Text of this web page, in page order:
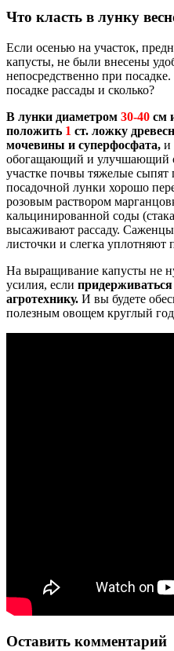
Что класть в лунку
Если осенью на участок,
капусты, не были внесены
непосредственно при
посадке рассады и сколько?
В лунки диаметром 30-40 см
положить 1 ст. ложку
мочевины и суперфосфата, и
обогащающий и улучшающий
участке почвы тяжелые
посадочной лунки хорошо
розовым раствором
кальцинированной соды
высаживают рассаду.
листочки и слегка уплотняют
На выращивание капусты не
усилия, если
агротехнику. И вы будете
полезным овощем круглый
Оставить комментарий